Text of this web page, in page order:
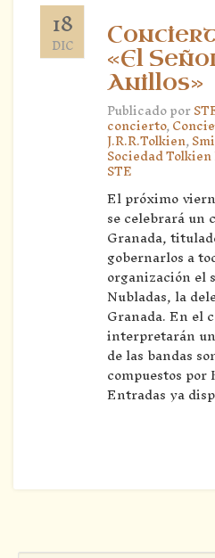
18
DIC
«El
Anillos»
Publicado por
concierto,
J.R.R.Tolkien,
Sociedad
STE
El próximo
se celebrará un
Granada,
gobernarlos a
organización el
Nubladas, la
Granada. En el
interpretarán
de las bandas
compuestos
Entradas ya